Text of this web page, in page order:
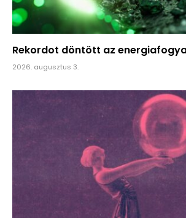
Rekordot döntött az
2026. augusztus 3.